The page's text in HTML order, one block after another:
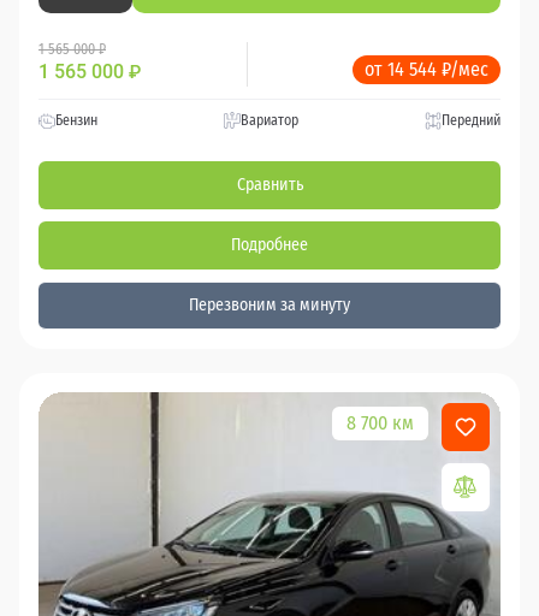
1 565 000 ₽
1 565 000 ₽ от 14 544 ₽/мес
Бензин Вариатор Передний
Сравнить
Подробнее
Перезвоним за минуту
8 700 км